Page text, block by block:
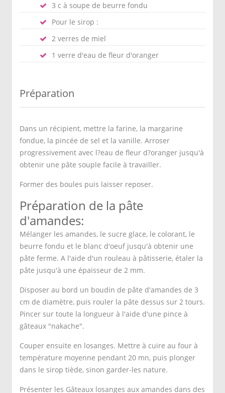
3 c à soupe de beurre fondu
Pour le sirop :
2 verres de miel
1 verre d'eau de fleur d'oranger
Préparation
Dans un récipient, mettre la farine, la margarine
fondue, la pincée de sel et la vanille. Arroser
progressivement avec l?eau de fleur d?oranger jusqu'à
obtenir une pâte souple facile à travailler.
Former des boules puis laisser reposer.
Préparation de la pâte
d'amandes:
Mélanger les amandes, le sucre glace, le colorant, le
beurre fondu et le blanc d'oeuf jusqu'à obtenir une
pâte ferme. A l'aide d'un rouleau à pâtisserie, étaler la
pâte jusqu'à une épaisseur de 2 mm.
Disposer au bord un boudin de pâte d'amandes de 3
cm de diamètre, puis rouler la pâte dessus sur 2 tours.
Pincer sur toute la longueur à l'aide d'une pince à
gâteaux "nakache".
Couper ensuite en losanges. Mettre à cuire au four à
température moyenne pendant 20 mn, puis plonger
dans le sirop tiède, sinon garder-les nature.
Présenter les Gâteaux losanges aux amandes dans des